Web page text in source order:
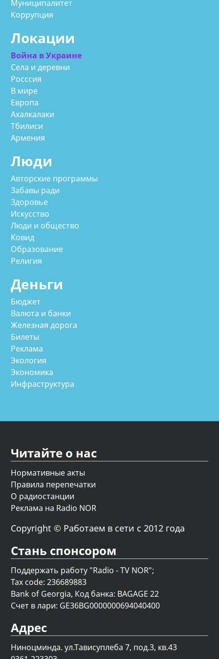
Муниципалитет
Коррупция
Локации
Война в Украине
Села и деревни
Росссия
В мире
Европа
Ахалкалаки
Тбилиси
Армения
Люди
Авторские программы
Забавы ради
Здоровье
Искусство
Люди и общество
Ковид
Образование
Религия
Деньги
Бюджет
Валюта и банки
Железная дорога
Билеты
Реклама
Экология
Экономика
Инфраструктура
Читайте о нас
Нормативные акты
Правила перепечатки
О радиостанции
Реклама на Radio NOR
Copyright © Работаем в сети с 2012 года
Стань спонсором
Поддержать работу "Radio - TV NOR";
Tax code: 236689883
Bank of Georgia, Код банка: BAGAGE 22
Счет в лари: GE36BG0000000694040400
Адрес
Ниноцминда. ул.Тависуплеба 7, под.3, кв.43